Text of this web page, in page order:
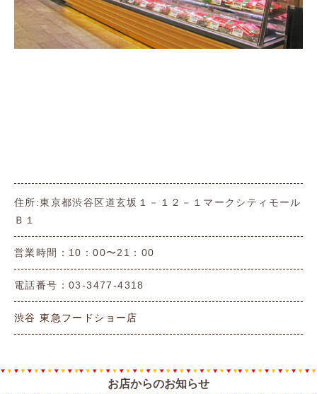
住所:東京都渋谷区道玄坂１－１２－１マークシティモール
Ｂ１
営業時間：10：00〜21：00
電話番号：03-3477-4318
渋谷 東急フードショー店
お店からのお知らせ